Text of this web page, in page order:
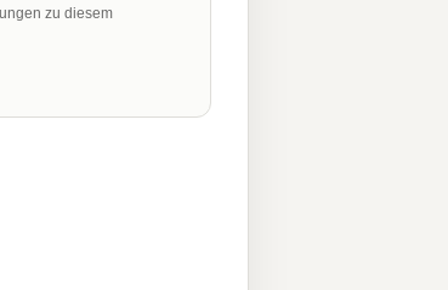
zu diesem